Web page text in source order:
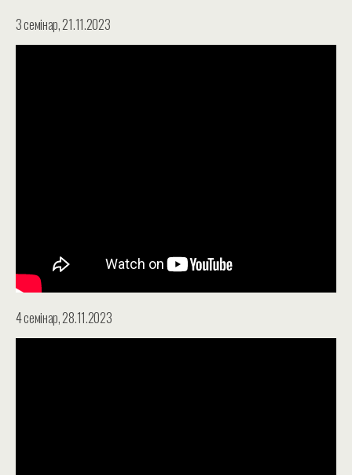
3 семінар, 21.11.2023
4 семінар, 28.11.2023